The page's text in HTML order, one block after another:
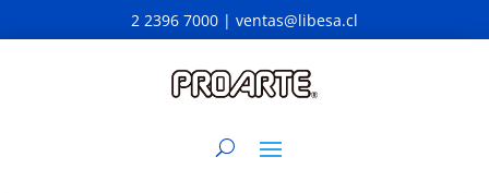
2 2396 7000 | ventas@libesa.cl